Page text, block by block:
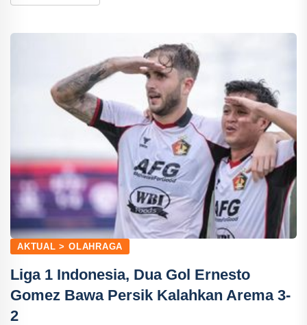
AKTUAL > OLAHRAGA
Liga 1 Indonesia, Dua Gol Ernesto
Gomez Bawa Persik Kalahkan Arema 3-
2